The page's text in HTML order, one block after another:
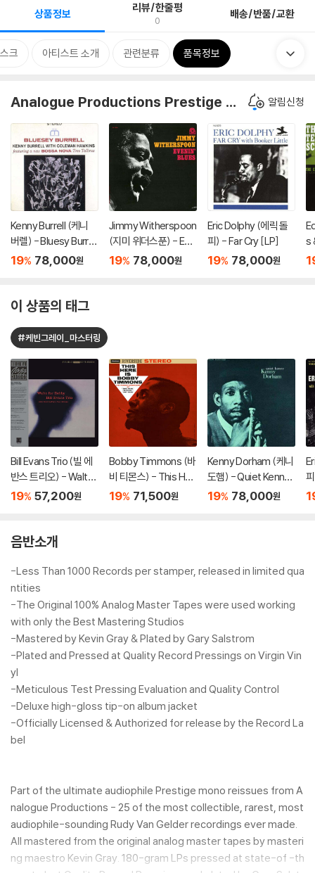
상품정보 리뷰/한줄평
0 배송/반품/교환
크 아티스트 소개 관련분류 품목정보
Analogue Productions Prestige 시리즈 알림신청
Kenny Burrell (케니
버렐) - Bluesy Burrell
[LP]
19% 78,000원
Jimmy Witherspoon
(지미 위더스푼) - Eve
nin' Blues [LP]
19% 78,000원
Eric Dolphy (에릭 돌
피) - Far Cry [LP]
19% 78,000원
s
(
이 상품의 태그
#케빈그레이_마스터링
Bill Evans Trio (빌 에
반스 트리오) - Waltz
For Debby [LP]
19% 57,200원
Bobby Timmons (바
비 티몬스) - This Her
e Is Bobby Timmon
19% 71,500원
Kenny Dorham (케니
도햄) - Quiet Kenny
[LP]
19% 78,000원
음반소개
-Less Than 1000 Records per stamper, released in limited qua
ntities
-The Original 100% Analog Master Tapes were used working
with only the Best Mastering Studios
-Mastered by Kevin Gray & Plated by Gary Salstrom
-Plated and Pressed at Quality Record Pressings on Virgin Vin
yl
-Meticulous Test Pressing Evaluation and Quality Control
-Deluxe high-gloss tip-on album jacket
-Officially Licensed & Authorized for release by the Record La
bel
Part of the ultimate audiophile Prestige mono reissues from A
nalogue Productions - 25 of the most collectible, rarest, most
audiophile-sounding Rudy Van Gelder recordings ever made.
All mastered from the original analog master tapes by masteri
ng maestro Kevin Gray. 180-gram LPs pressed at state-of -th